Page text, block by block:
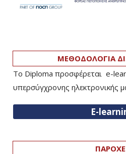
ΜΕΘΟΔΟΛΟΓΙΑ
Το Diploma προσφέρεται e-
υπερσύγχρονης ηλεκτρονικής
E-